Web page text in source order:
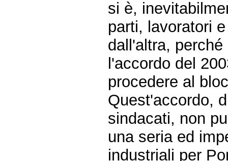
si è,
parti, lavoratori
dall'altra,
l'accordo del
procedere al
Quest'accordo,
sindacati, non
una seria ed
industriali per